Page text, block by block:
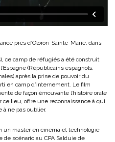
près d’Oloron-Sainte-Marie, dans
ce camp de réfugiés a été construit
(Républicains espagnols,
après la prise de pouvoir du
en camp d’internement. Le film
de façon émouvante l’histoire orale
lieu, offre une reconnaissance à qui
à ne pas oublier.
un master en cinéma et technologie
scénario au CPA Salduie de